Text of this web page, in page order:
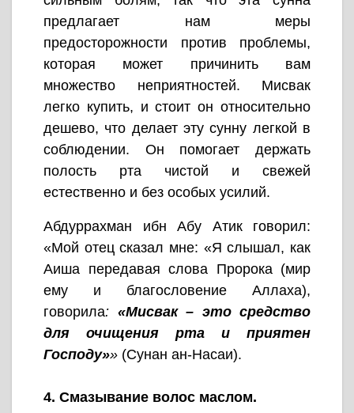
предлагает нам меры
предосторожности против проблемы,
которая может причинить вам
множество неприятностей. Мисвак
легко купить, и стоит он относительно
дешево, что делает эту сунну легкой в
соблюдении. Он помогает держать
полость рта чистой и свежей
естественно и без особых усилий.
Абдуррахман ибн Абу Атик говорил:
«Мой отец сказал мне: «Я слышал, как
Аиша передавая слова Пророка (мир
ему и благословение Аллаха),
говорила: «Мисвак – это средство
для очищения рта и приятен
Господу»» (Сунан ан-Насаи).
4. Смазывание волос маслом.